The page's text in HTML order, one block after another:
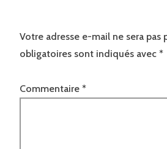
Votre adresse e-mail ne sera pas
obligatoires sont indiqués avec *
Commentaire *